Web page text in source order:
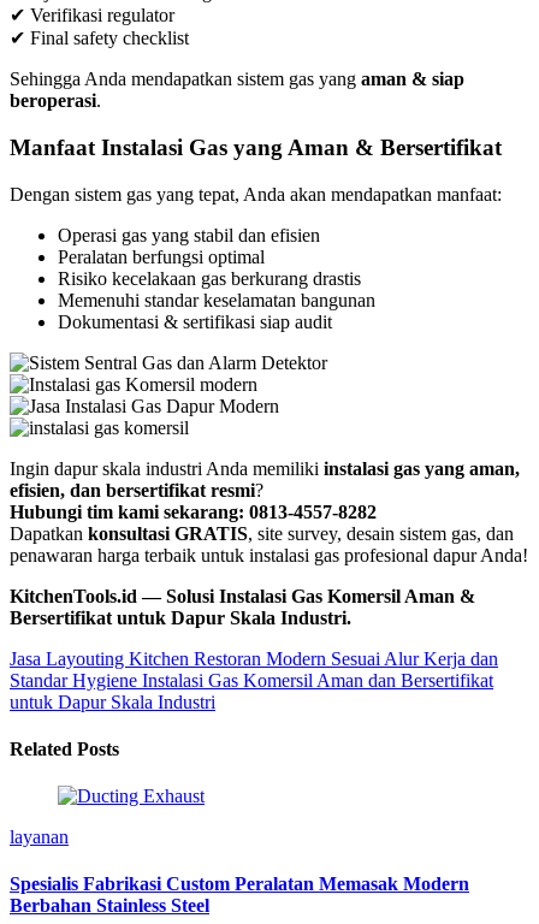
✔ Verifikasi regulator
✔ Final safety checklist
Sehingga Anda mendapatkan sistem gas yang aman & siap
beroperasi.
Manfaat Instalasi Gas yang Aman & Bersertifikat
Dengan sistem gas yang tepat, Anda akan mendapatkan manfaat:
Operasi gas yang stabil dan efisien
Peralatan berfungsi optimal
Risiko kecelakaan gas berkurang drastis
Memenuhi standar keselamatan bangunan
Dokumentasi & sertifikasi siap audit
Ingin dapur skala industri Anda memiliki instalasi gas yang aman,
efisien, dan bersertifikat resmi?
Hubungi tim kami sekarang: 0813-4557-8282
Dapatkan konsultasi GRATIS, site survey, desain sistem gas, dan
penawaran harga terbaik untuk instalasi gas profesional dapur Anda!
KitchenTools.id — Solusi Instalasi Gas Komersil Aman &
Bersertifikat untuk Dapur Skala Industri.
Jasa Layouting Kitchen Restoran Modern Sesuai Alur Kerja dan
Standar Hygiene Instalasi Gas Komersil Aman dan Bersertifikat
untuk Dapur Skala Industri
Related Posts
layanan
Spesialis Fabrikasi Custom Peralatan Memasak Modern
Berbahan Stainless Steel